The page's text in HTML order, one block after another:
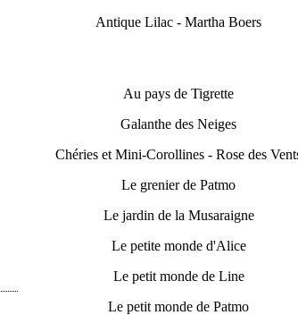
Antique Lilac - Martha Boers
Au pays de Tigrette
Galanthe des Neiges
Chéries et Mini-Corollines - Rose des
Le grenier de Patmo
Le jardin de la Musaraigne
Le petite monde d'Alice
Le petit monde de Line
Le petit monde de Patmo